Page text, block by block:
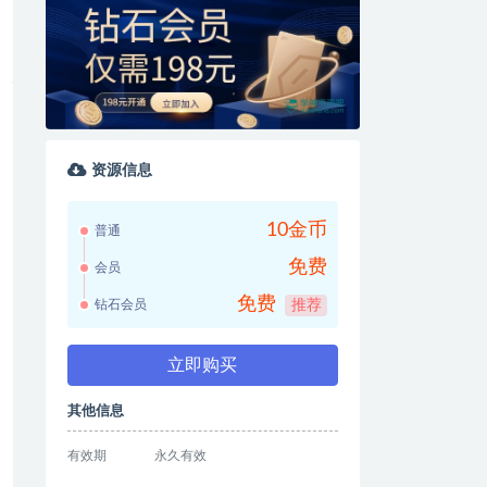
资源信息
普通 10金币
会员 免费
钻石会员 免费 推荐
立即购买
其他信息
有效期 永久有效